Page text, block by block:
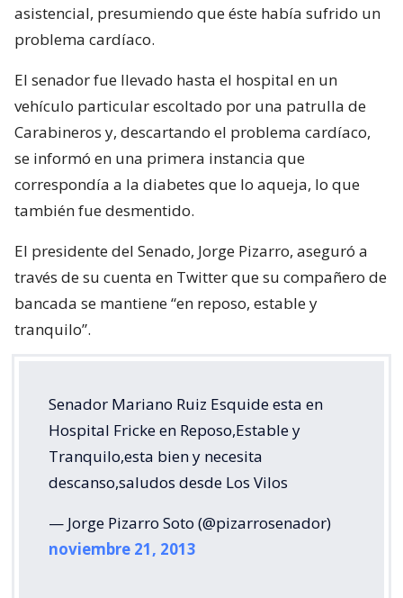
asistencial, presumiendo que éste había sufrido un
problema cardíaco.
El senador fue llevado hasta el hospital en un
vehículo particular escoltado por una patrulla de
Carabineros y, descartando el problema cardíaco,
se informó en una primera instancia que
correspondía a la diabetes que lo aqueja, lo que
también fue desmentido.
El presidente del Senado, Jorge Pizarro, aseguró a
través de su cuenta en Twitter que su compañero de
bancada se mantiene “en reposo, estable y
tranquilo”.
Senador Mariano Ruiz Esquide esta en
Hospital Fricke en Reposo,Estable y
Tranquilo,esta bien y necesita
descanso,saludos desde Los Vilos
— Jorge Pizarro Soto (@pizarrosenador)
noviembre 21, 2013